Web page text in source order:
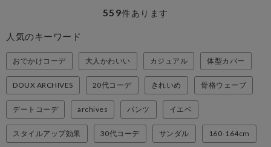
559件あります
人気のキーワード
おでかけコーデ 大人かわいい カジュアル 体型カバー
DOUX ARCHIVES 20代コーデ きれいめ 骨格ウェーブ
デートコーデ archives パンツ イエベ
スタイルアップ効果 30代コーデ サンダル 160-164cm